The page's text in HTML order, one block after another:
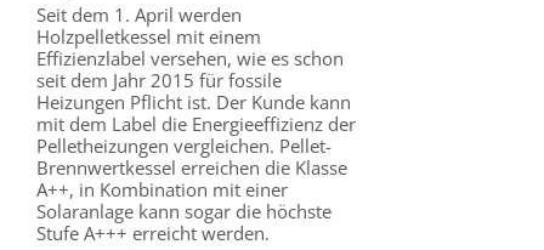
Seit dem 1. April werden
Holzpelletkessel mit einem
Effizienzlabel versehen, wie es schon
seit dem Jahr 2015 für fossile
Heizungen Pflicht ist. Der Kunde kann
mit dem Label die Energieeffizienz der
Pelletheizungen vergleichen. Pellet-
Brennwertkessel erreichen die Klasse
A++, in Kombination mit einer
Solaranlage kann sogar die höchste
Stufe A+++ erreicht werden.